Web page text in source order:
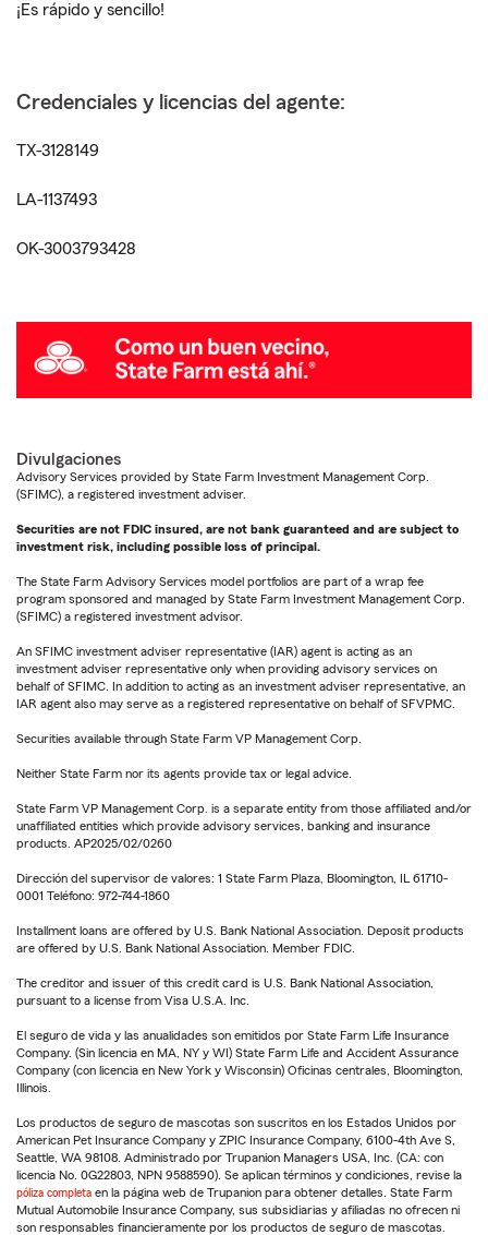
¡Es rápido y sencillo!
Credenciales y licencias del agente:
TX-3128149
LA-1137493
OK-3003793428
Divulgaciones
Advisory Services provided by State Farm Investment Management Corp.
(SFIMC), a registered investment adviser.
Securities are not FDIC insured, are not bank guaranteed and are subject to
investment risk, including possible loss of principal.
The State Farm Advisory Services model portfolios are part of a wrap fee
program sponsored and managed by State Farm Investment Management Corp.
(SFIMC) a registered investment advisor.
An SFIMC investment adviser representative (IAR) agent is acting as an
investment adviser representative only when providing advisory services on
behalf of SFIMC. In addition to acting as an investment adviser representative, an
IAR agent also may serve as a registered representative on behalf of SFVPMC.
Securities available through State Farm VP Management Corp.
Neither State Farm nor its agents provide tax or legal advice.
State Farm VP Management Corp. is a separate entity from those affiliated and/or
unaffiliated entities which provide advisory services, banking and insurance
products. AP2025/02/0260
Dirección del supervisor de valores: 1 State Farm Plaza, Bloomington, IL 61710-
0001 Teléfono: 972-744-1860
Installment loans are offered by U.S. Bank National Association. Deposit products
are offered by U.S. Bank National Association. Member FDIC.
The creditor and issuer of this credit card is U.S. Bank National Association,
pursuant to a license from Visa U.S.A. Inc.
El seguro de vida y las anualidades son emitidos por State Farm Life Insurance
Company. (Sin licencia en MA, NY y WI) State Farm Life and Accident Assurance
Company (con licencia en New York y Wisconsin) Oficinas centrales, Bloomington,
Illinois.
Los productos de seguro de mascotas son suscritos en los Estados Unidos por
American Pet Insurance Company y ZPIC Insurance Company, 6100-4th Ave S,
Seattle, WA 98108. Administrado por Trupanion Managers USA, Inc. (CA: con
licencia No. 0G22803, NPN 9588590). Se aplican términos y condiciones, revise la
póliza completa en la página web de Trupanion para obtener detalles. State Farm
Mutual Automobile Insurance Company, sus subsidiarias y afiliadas no ofrecen ni
son responsables financieramente por los productos de seguro de mascotas.